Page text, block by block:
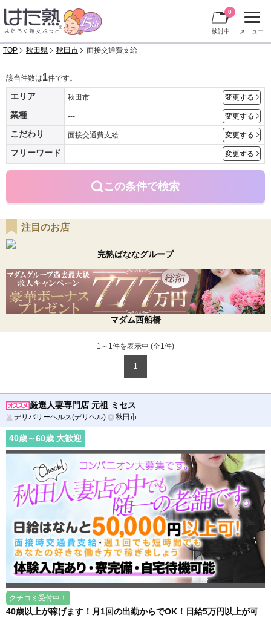
メニュー
検討中
0
TOP 秋田県 秋田市 面接交通費支給
該当件数は1件です。
エリア 秋田市 変更する
業種 --- 変更する
こだわり 面接交通費支給 変更する
フリーワード --- 変更する
この条件で検索
注目のお店
完熟ばななグループ
マダム西船橋
1～1件を表示中 (全1件)
1
厳選人妻専門店 元祖 ミセス
デリバリーヘルス(デリヘル) 秋田市
40歳～60歳 大歓迎
クチコミ受付中！
40歳以上が稼げます！月1回の出勤からでOK！日給5万円以上が可